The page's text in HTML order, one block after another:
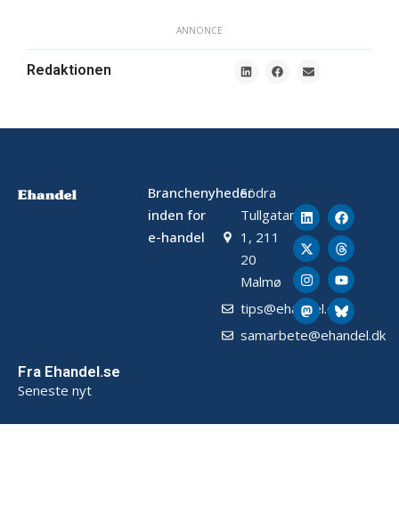
ANNONCE
Redaktionen
Branchenyheder
inden for
e-handel
Södra
Tullgatan
1, 211
20
Malmø
tips@ehandel.dk
samarbete@ehandel.dk
Fra Ehandel.se
Seneste nyt